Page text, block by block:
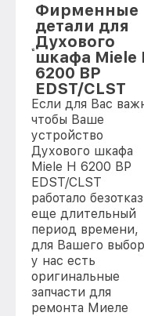
Фирменные
детали для
Духового
шкафа Miele
6200 BP
EDST/CLST
Если для Вас
чтобы Ваше
устройство
Духового шкафа
Miele H 6200 BP
EDST/CLST
работало
еще длительный
период времени,
для Вашего
у нас есть
оригинальные
запчасти для
ремонта Миеле